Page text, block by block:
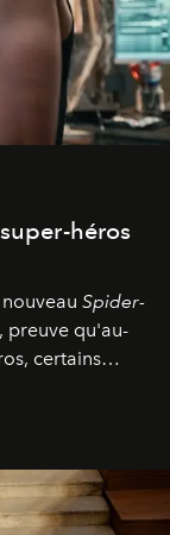
héros
Spider-
preuve qu'au-
certains
intacte.